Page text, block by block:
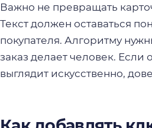
Важно не превращать
Текст должен оставаться
покупателя. Алгоритму
заказ делает человек. Если
выглядит искусственно,